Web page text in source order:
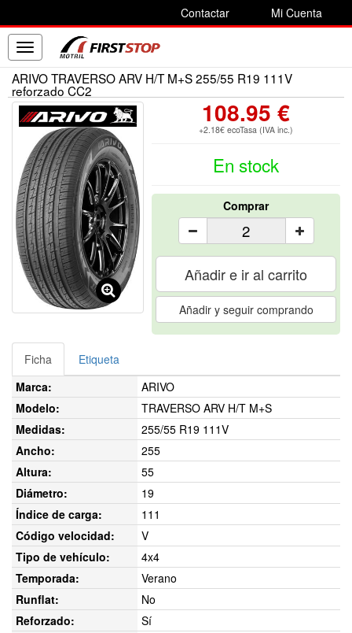
Contactar Mi Cuenta
Toggle
navigation
ARIVO TRAVERSO ARV H/T M+S 255/55 R19 111V
reforzado CC2
108.95 €
+2.18€ ecoTasa (IVA inc.)
En stock
Comprar
Añadir e ir al carrito
Añadir y seguir comprando
Ficha
Etiqueta
Marca:
ARIVO
Modelo:
TRAVERSO ARV H/T M+S
Medidas:
255/55 R19 111V
Ancho:
255
Altura:
55
Diámetro:
19
Índice de carga:
111
Código velocidad:
V
Tipo de vehículo:
4x4
Temporada:
Verano
Runflat:
No
Reforzado:
Sí